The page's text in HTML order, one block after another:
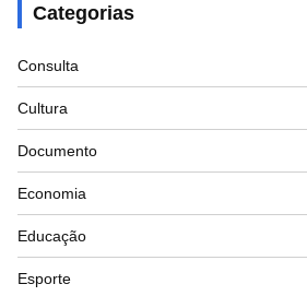
Categorias
Consulta
Cultura
Documento
Economia
Educação
Esporte